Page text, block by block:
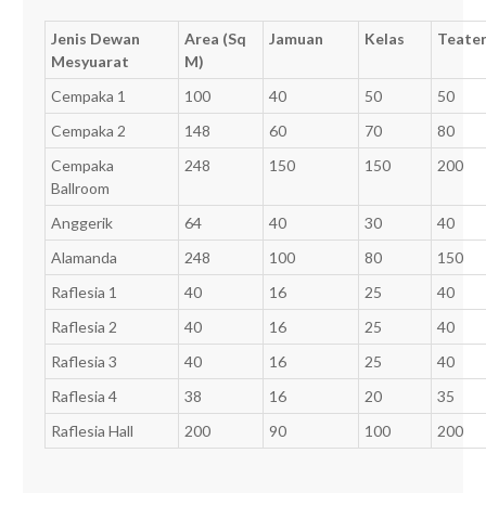
Jenis Dewan
Mesyuarat
Area (Sq
M)
Jamuan Kelas
Cempaka 1 100 40 50
50
Cempaka 2
148 60 70
80
Cempaka
Ballroom
248 150 150 200
Anggerik 64 40 30
40
Alamanda
248 100 80
150
Raflesia 1
40 16 25
40
Raflesia 2
40 16 25
40
Raflesia 3
40 16 25
40
Raflesia 4
38 16 20
35
Raflesia Hall
200 90 100 200